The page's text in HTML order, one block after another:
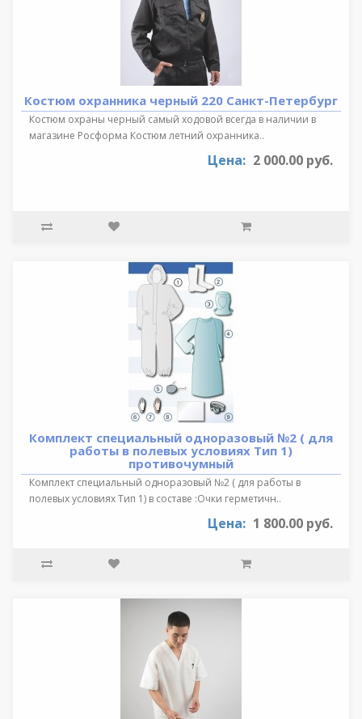
Костюм охранника черный 220 Санкт-Петербург
Костюм охраны черный самый ходовой всегда в наличии в
магазине Росформа Костюм летний охранника..
Цена: 2 000.00 руб.
Комплект специальный одноразовый №2 ( для
работы в полевых условиях Тип 1)
противочумный
Комплект специальный одноразовый №2 ( для работы в
полевых условиях Тип 1) в составе :Очки герметичн..
Цена: 1 800.00 руб.